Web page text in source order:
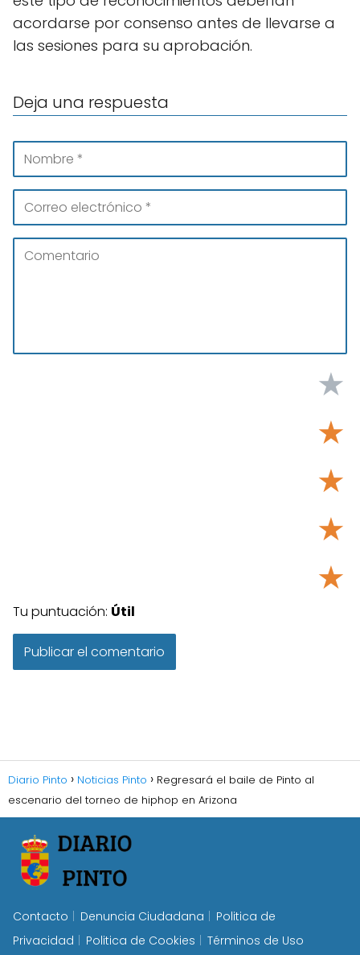
acordarse por consenso antes de llevarse a
las sesiones para su aprobación.
Deja una respuesta
★
★
★
★
★
Tu puntuación: Útil
Diario Pinto Noticias Pinto
Regresará el baile de Pinto al
escenario del torneo de hiphop en Arizona
Contacto Denuncia Ciudadana
Politica de
Privacidad
Politica de Cookies Términos de Uso